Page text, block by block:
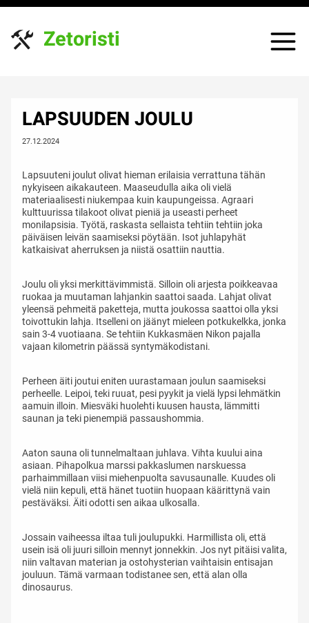
Siirry
Zetoristi
LAPSUUDEN JOULU
27.12.2024
Lapsuuteni joulut olivat hieman erilaisia verrattuna tähän
nykyiseen aikakauteen. Maaseudulla aika oli vielä
materiaalisesti niukempaa kuin kaupungeissa. Agraari
kulttuurissa tilakoot olivat pieniä ja useasti perheet
monilapsisia. Työtä, raskasta sellaista tehtiin tehtiin joka
päiväisen leivän saamiseksi pöytään. Isot juhlapyhät
katkaisivat aherruksen ja niistä osattiin nauttia.
Joulu oli yksi merkittävimmistä. Silloin oli arjesta poikkeavaa
ruokaa ja muutaman lahjankin saattoi saada. Lahjat olivat
yleensä pehmeitä paketteja, mutta joukossa saattoi olla yksi
toivottukin lahja. Itselleni on jäänyt mieleen potkukelkka, jonka
sain 3-4 vuotiaana. Se tehtiin Kukkasmäen Nikon pajalla
vajaan kilometrin päässä syntymäkodistani.
Perheen äiti joutui eniten uurastamaan joulun saamiseksi
perheelle. Leipoi, teki ruuat, pesi pyykit ja vielä lypsi lehmätkin
aamuin illoin. Miesväki huolehti kuusen hausta, lämmitti
saunan ja teki pienempiä passaushommia.
Aaton sauna oli tunnelmaltaan juhlava. Vihta kuului aina
asiaan. Pihapolkua marssi pakkaslumen narskuessa
parhaimmillaan viisi miehenpuolta savusaunalle. Kuudes oli
vielä niin kepuli, että hänet tuotiin huopaan käärittynä vain
pestäväksi. Äiti odotti sen aikaa ulkosalla.
Jossain vaiheessa iltaa tuli joulupukki. Harmillista oli, että
usein isä oli juuri silloin mennyt jonnekkin. Jos nyt pitäisi valita,
niin valtavan materian ja ostohysterian vaihtaisin entisajan
jouluun. Tämä varmaan todistanee sen, että alan olla
dinosaurus.